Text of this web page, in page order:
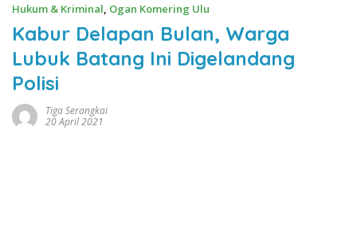
Hukum & Kriminal, Ogan Komering Ulu
Kabur Delapan Bulan, Warga
Lubuk Batang Ini Digelandang
Polisi
Tiga Serangkai
20 April 2021